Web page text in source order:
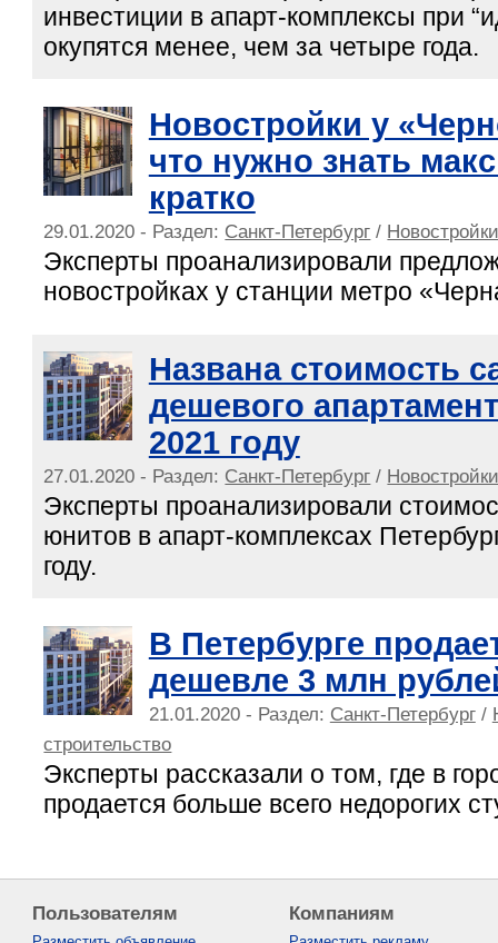
инвестиции в апарт-комплексы при
окупятся менее, чем за четыре года.
Новостройки у
что нужно знать
кратко
29.01.2020 - Раздел: Санкт-Петербург /
Эксперты проанализировали
новостройках у станции метро
Названа стоимость
дешевого
2021 году
27.01.2020 - Раздел: Санкт-Петербург /
Эксперты проанализировали
юнитов в апарт-комплексах
году.
В Петербурге
дешевле 3 млн
21.01.2020 - Раздел: Санкт-Петербург/
строительство
Эксперты рассказали о том, где в
продается больше всего недорогих
Пользователям Компаниям